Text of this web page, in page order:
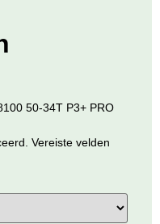
50-34T P3+ PRO
Vereiste velden